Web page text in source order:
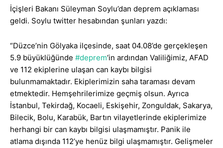
İçişleri Bakanı Süleyman Soylu’dan deprem açıklaması
geldi. Soylu twitter hesabından şunları yazdı:
“Düzce’nin Gölyaka ilçesinde, saat 04.08’de gerçekleşen
5.9 büyüklüğünde #deprem‘in ardından Valiliğimiz, AFAD
ve 112 ekiplerine ulaşan can kaybı bilgisi
bulunmamaktadır. Ekiplerimizin saha taraması devam
etmektedir. Hemşehrilerimize geçmiş olsun. Ayrıca
İstanbul, Tekirdağ, Kocaeli, Eskişehir, Zonguldak, Sakarya,
Bilecik, Bolu, Karabük, Bartın vilayetlerinde ekiplerimize
herhangi bir can kaybı bilgisi ulaşmamıştır. Panik ile
atlama dışında 112’ye henüz bilgi ulaşmamıştır. Gelişmeler